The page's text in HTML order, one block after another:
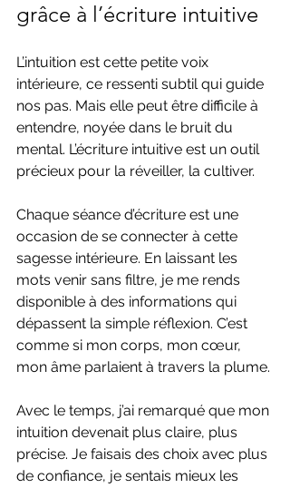
grâce à l’écriture intuitive
L’intuition est cette petite voix
intérieure, ce ressenti subtil qui guide
nos pas. Mais elle peut être difficile à
entendre, noyée dans le bruit du
mental. L’écriture intuitive est un outil
précieux pour la réveiller, la cultiver.
Chaque séance d’écriture est une
occasion de se connecter à cette
sagesse intérieure. En laissant les
mots venir sans filtre, je me rends
disponible à des informations qui
dépassent la simple réflexion. C’est
comme si mon corps, mon cœur,
mon âme parlaient à travers la plume.
Avec le temps, j’ai remarqué que mon
intuition devenait plus claire, plus
précise. Je faisais des choix avec plus
de confiance, je sentais mieux les